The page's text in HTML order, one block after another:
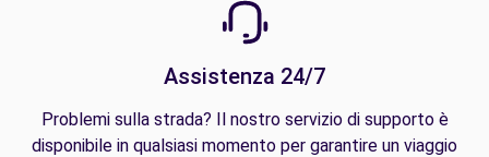
Assistenza 24/7
Problemi sulla strada? Il nostro servizio di supporto è
disponibile in qualsiasi momento per garantire un viaggio